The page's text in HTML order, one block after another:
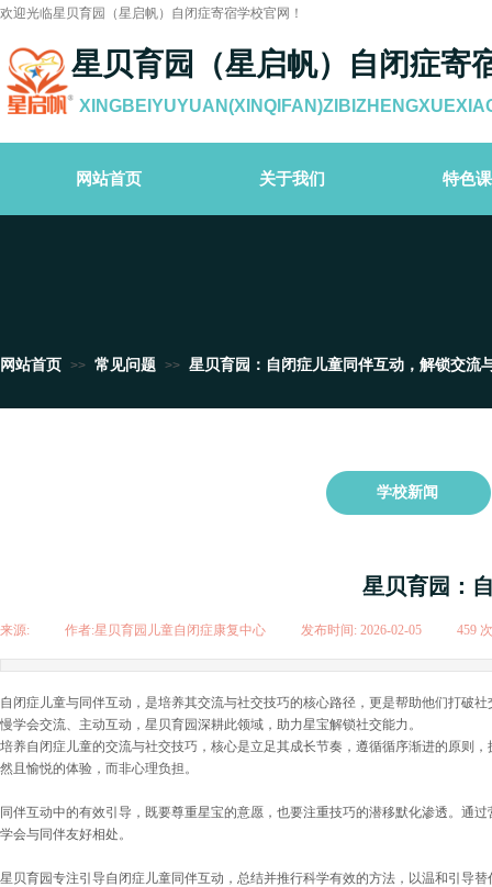
星贝育园（星启帆）自闭症寄
欢迎光临星贝育园（星启帆）自闭症寄宿学校官网！
网站首页 关于我们 特色
网站首页 >> 常见问题 >> 星贝育园：自闭症儿童同伴互动，解锁交流
学校新闻
星贝育园：
来源: 作者:星贝育园儿童自闭症康复中心 发布时间: 2026-02-05 459
自闭症儿童与同伴互动，是培养其交流与社交技巧的核心路径，更是帮助他们打破
慢学会交流、主动互动，星贝育园深耕此领域，助力星宝解锁社交能力。
培养自闭症儿童的交流与社交技巧，核心是立足其成长节奏，遵循循序渐进的原则
然且愉悦的体验，而非心理负担。
同伴互动中的有效引导，既要尊重星宝的意愿，也要注重技巧的潜移默化渗透。通
学会与同伴友好相处。
星贝育园专注引导自闭症儿童同伴互动，总结并推行科学有效的方法，以温和引导